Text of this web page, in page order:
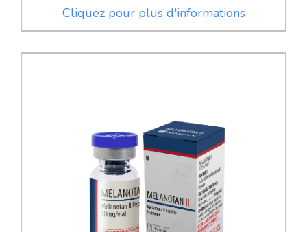
Cliquez pour plus d'informations